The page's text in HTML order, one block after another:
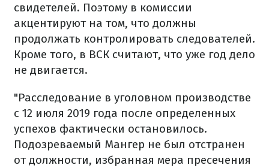
свидетелей. Поэтому в комиссии
акцентируют на том, что должны
продолжать контролировать следователей.
Кроме того, в ВСК считают, что уже год дело
не двигается.
"Расследование в уголовном производстве
с 12 июля 2019 года после определенных
успехов фактически остановилось.
Подозреваемый Мангер не был отстранен
от должности, избранная мера пресечения